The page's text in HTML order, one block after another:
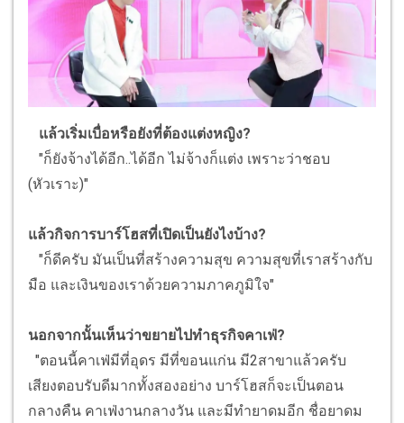
แล้วเริ่มเบื่อหรือยังที่ต้องแต่งหญิง?
"ก็ยังจ้างได้อีก..ได้อีก ไม่จ้างก็แต่ง เพราะว่าชอบ
(หัวเราะ)"
แล้วกิจการบาร์โฮสที่เปิดเป็นยังไงบ้าง?
"ก็ดีครับ มันเป็นที่สร้างความสุข ความสุขที่เราสร้างกับ
มือ และเงินของเราด้วยความภาคภูมิใจ"
นอกจากนั้นเห็นว่าขยายไปทำธุรกิจคาเฟ่?
"ตอนนี้คาเฟ่มีที่อุดร มีที่ขอนแก่น มี2สาขาแล้วครับ
เสียงตอบรับดีมากทั้งสองอย่าง บาร์โฮสก็จะเป็นตอน
กลางคืน คาเฟ่งานกลางวัน และมีทำยาดมอีก ชื่อยาดม